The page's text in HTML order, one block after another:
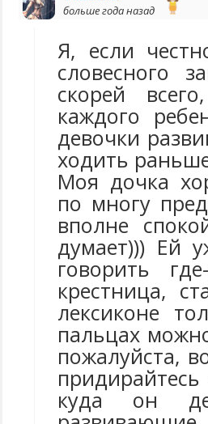
больше года назад
Я, если
словесного
скорей
каждого
девочки
ходить
Моя дочка
по многу
вполне
думает))) Ей
говорить
крестница,
лексиконе
пальцах
пожалуйста,
куда он